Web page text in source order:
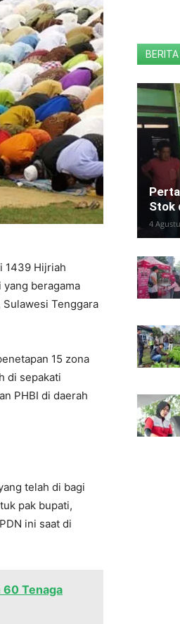
1439 Hijriah
beragama
Sulawesi Tenggara
15 zona
di sepakati
PHBI di daerah
telah di bagi
pak bupati,
ini saat di
60 Tenaga
BERITA
Stok
4